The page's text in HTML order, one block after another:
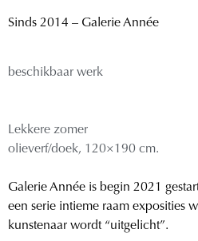
Sinds 2014 – Galerie Année
beschikbaar werk
Lekkere zomer
olieverf/doek, 120×190 cm.
Galerie Année is begin 2021
een serie intieme raam exposities
kunstenaar wordt “uitgelicht”.